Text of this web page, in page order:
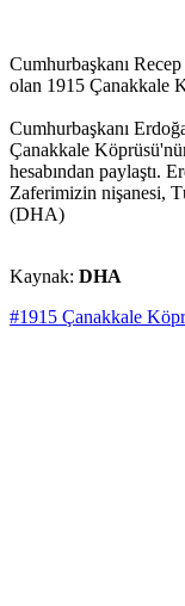
Cumhurbaşkanı
olan 1915 Çanakkale
Cumhurbaşkanı
Çanakkale
hesabından paylaştı.
Zaferimizin nişanesi,
(DHA)
Kaynak: DHA
#1915 Çanakkale